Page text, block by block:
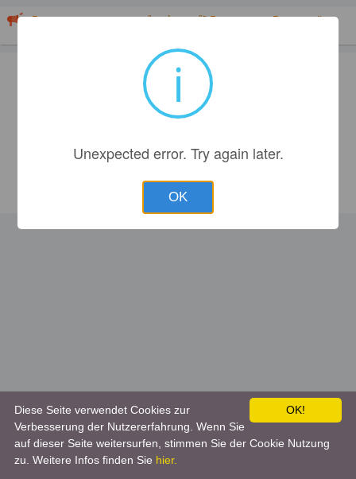
Ваш магазин продает "tool vests"? Разместите Ваш прайс-
i
Unexpected error. Try again later.
OK
OK!
Diese Seite verwendet Cookies zur
Verbesserung der Nutzererfahrung. Wenn Sie
auf dieser Seite weitersurfen, stimmen Sie der Cookie Nutzung
zu. Weitere Infos finden Sie hier.